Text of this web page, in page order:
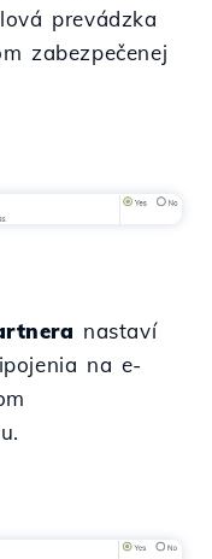
prevádzka
zabezpečenej
nastaví
na e-